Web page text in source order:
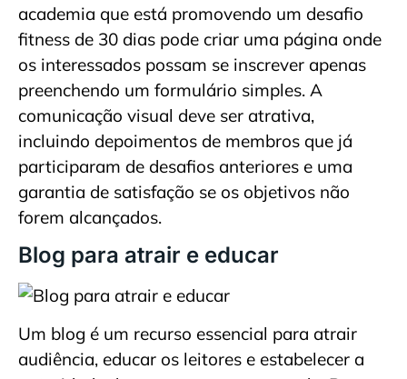
academia que está promovendo um desafio
fitness de 30 dias pode criar uma página onde
os interessados possam se inscrever apenas
preenchendo um formulário simples. A
comunicação visual deve ser atrativa,
incluindo depoimentos de membros que já
participaram de desafios anteriores e uma
garantia de satisfação se os objetivos não
forem alcançados.
Blog para atrair e educar
Um blog é um recurso essencial para atrair
audiência, educar os leitores e estabelecer a